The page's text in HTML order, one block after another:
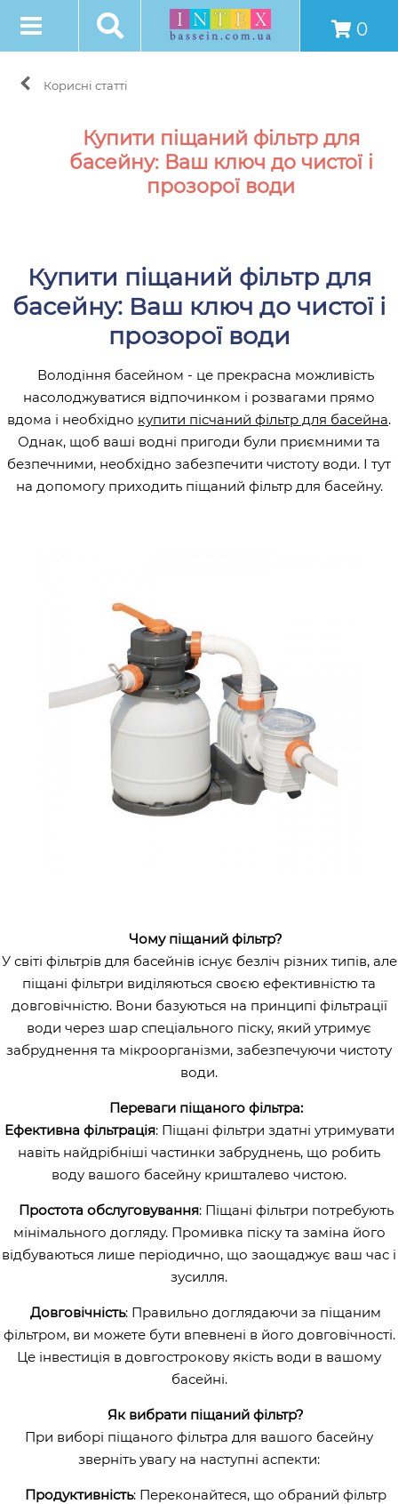
0
Корисні статті
Купити піщаний фільтр для
басейну: Ваш ключ до чистої і
прозорої води
Купити піщаний фільтр для
басейну: Ваш ключ до чистої і
прозорої води
Володіння басейном - це прекрасна можливість
насолоджуватися відпочинком і розвагами прямо
вдома і необхідно купити пісчаний фільтр для басейна.
Однак, щоб ваші водні пригоди були приємними та
безпечними, необхідно забезпечити чистоту води. І тут
на допомогу приходить піщаний фільтр для басейну.
Чому піщаний фільтр?
У світі фільтрів для басейнів існує безліч різних типів, але
піщані фільтри виділяються своєю ефективністю та
довговічністю. Вони базуються на принципі фільтрації
води через шар спеціального піску, який утримує
забруднення та мікроорганізми, забезпечуючи чистоту
води.
Переваги піщаного фільтра:
Ефективна фільтрація: Піщані фільтри здатні утримувати
навіть найдрібніші частинки забруднень, що робить
воду вашого басейну кришталево чистою.
Простота обслуговування: Піщані фільтри потребують
мінімального догляду. Промивка піску та заміна його
відбуваються лише періодично, що заощаджує ваш час і
зусилля.
Довговічність: Правильно доглядаючи за піщаним
фільтром, ви можете бути впевнені в його довговічності.
Це інвестиція в довгострокову якість води в вашому
басейні.
Як вибрати піщаний фільтр?
При виборі піщаного фільтра для вашого басейну
зверніть увагу на наступні аспекти:
Продуктивність: Переконайтеся, що обраний фільтр